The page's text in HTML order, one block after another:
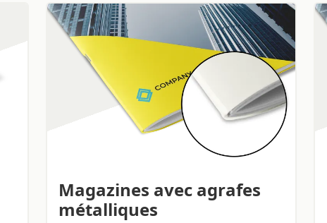
Magazines avec agrafes
métalliques